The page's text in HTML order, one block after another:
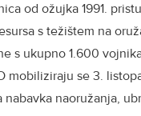
od ožujka 1991.
s težištem na
s ukupno 1.600
mobiliziraju se 3.
naoružanja,